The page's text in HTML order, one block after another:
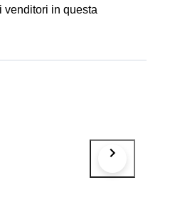
venditori in questa